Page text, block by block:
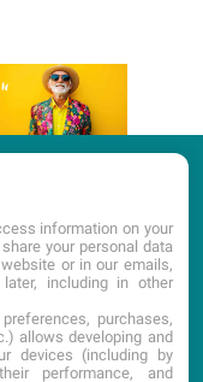
OUVERTES
information on your
your personal data
or in our emails,
including in other
purchases,
allows developing and
devices (including by
performance, and